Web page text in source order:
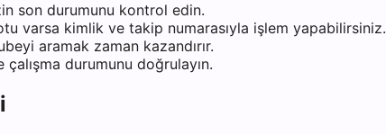
son durumunu kontrol edin.
varsa kimlik ve takip numarasıyla işlem yapabilirsiniz.
aramak zaman kazandırır.
durumunu doğrulayın.